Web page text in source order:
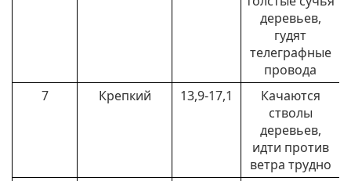
деревьев,
гудят
телеграфные
провода
7
Крепкий 13,9-17,1
Качаются
стволы
деревьев,
идти против
ветра трудно